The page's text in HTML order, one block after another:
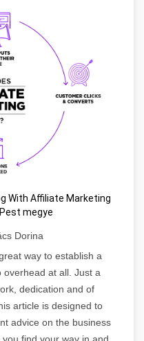
With Affiliate Marketing
megye
Dorina
way to establish a
overhead at all. Just a
dedication and of
article is designed to
advice on the business